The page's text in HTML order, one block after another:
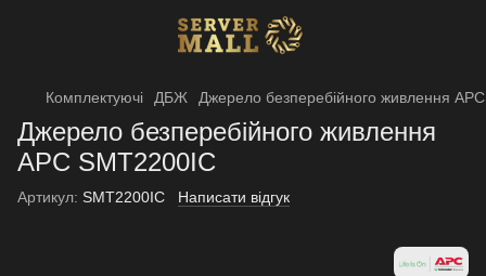
Комплектуючі ДБЖ Джерело безперебійного живлення
Джерело безперебійного живлення
APC SMT2200IC
Артикул: SMT2200IC Написати відгук